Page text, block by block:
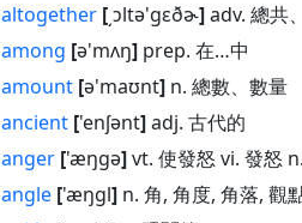
altogether [͵ɔltə'gɛðɚ]adv. 總共
among [ə'mʌŋ] prep. 在…中
amount [ə'maʊnt] n. 總數、數量
ancient ['enʃənt]adj. 古代的
anger ['æŋgə]vt. 使發怒 vi. 發怒
angle ['æŋgl] n. 角, 角度, 角落, 觀